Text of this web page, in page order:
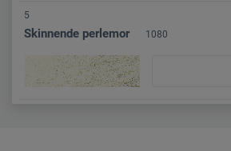
5
Skinnende perlemor 1080